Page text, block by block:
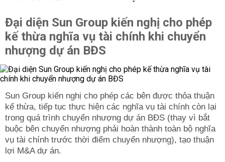
Đại diện Sun Group kiến nghị cho phép
kế thừa nghĩa vụ tài chính khi chuyển
nhượng dự án BĐS
Sun Group kiến nghị cho phép các bên được thỏa thuận
kế thừa, tiếp tục thực hiện các nghĩa vụ tài chính còn lại
trong quá trình chuyển nhượng dự án BĐS (thay vì bắt
buộc bên chuyển nhượng phải hoàn thành toàn bộ nghĩa
vụ tài chính trước thời điểm chuyển nhượng), tạo thuận
lợi M&A dự án.